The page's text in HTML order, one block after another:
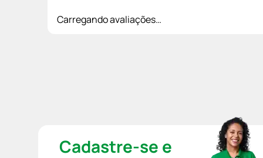
Carregando avaliações…
Cadastre-se e